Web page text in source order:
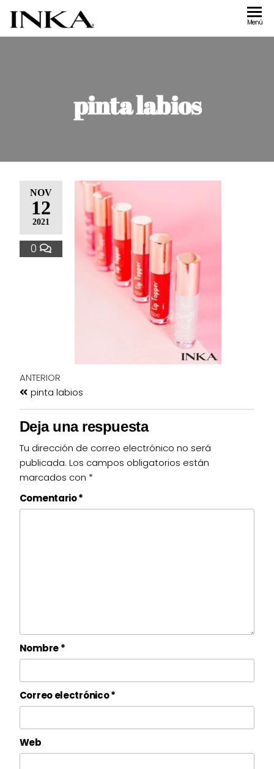
accesorios
Menú
pinta labios
NOV
12
2021
0
ANTERIOR
pinta labios
Deja una respuesta
Tu dirección de correo electrónico no será
publicada. Los campos obligatorios están
marcados con *
Comentario*
Nombre*
Correo electrónico*
Web